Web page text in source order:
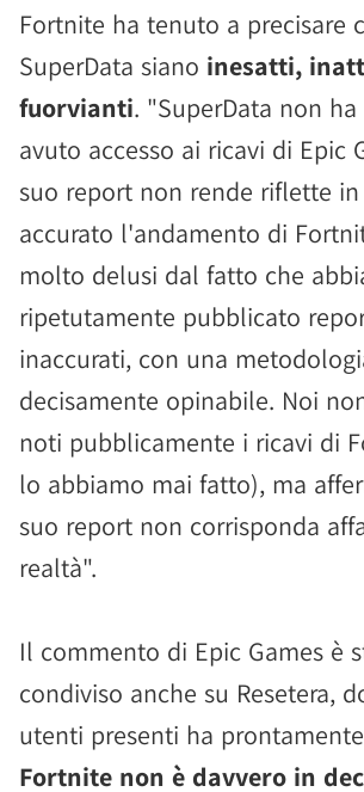
Fortnite ha tenuto a precisare
SuperData siano inesatti,
fuorvianti. "SuperData non
avuto accesso ai ricavi di Epic
suo report non rende riflette
accurato l'andamento di
molto delusi dal fatto che
ripetutamente pubblicato
inaccurati, con una
decisamente opinabile. Noi
noti pubblicamente i ricavi di
lo abbiamo mai fatto), ma
suo report non corrisponda
realtà".
Il commento di Epic Games è
condiviso anche su Resetera,
utenti presenti ha
Fortnite non è davvero in